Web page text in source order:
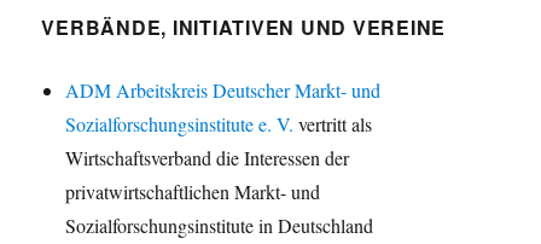
VERBÄNDE, INITIATIVEN UND VEREINE
ADM Arbeitskreis Deutscher Markt- und
Sozialforschungsinstitute e. V. vertritt als
Wirtschaftsverband die Interessen der
privatwirtschaftlichen Markt- und
Sozialforschungsinstitute in Deutschland